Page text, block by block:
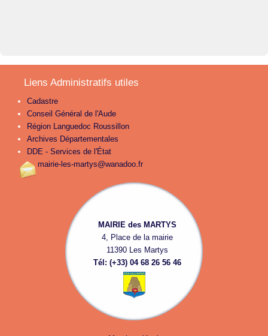
Liens Administratifs utiles
Cadastre
Conseil Général de l'Aude
Région Languedoc Roussillon
Archives Départementales
DDE - Services de l'État
mairie-les-martys@wanadoo.fr
MAIRIE des MARTYS
4, Place de la mairie
11390 Les Martys
Tél: (+33) 04 68 26 56 46